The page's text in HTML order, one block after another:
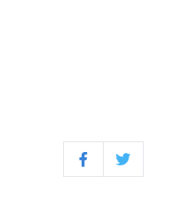
FacebookTwitter